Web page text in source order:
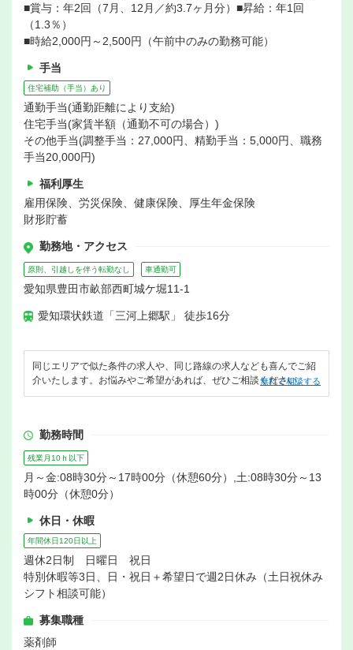
■賞与：年2回（7月、12月／約3.7ヶ月分）■昇給：年1回
（1.3％）
■時給2,000円～2,500円（午前中のみの勤務可能）
手当
住宅補助（手当）あり
通勤手当(通勤距離により支給)
住宅手当(家賃半額（通勤不可の場合）)
その他手当(調整手当：27,000円、精勤手当：5,000円、職務
手当20,000円)
福利厚生
雇用保険、労災保険、健康保険、厚生年金保険
財形貯蓄
勤務地・アクセス
原則、引越しを伴う転勤なし 車通勤可
愛知県豊田市畝部西町城ケ堀11-1
愛知環状鉄道「三河上郷駅」 徒歩16分
同じエリアで似た条件の求人や、同じ路線の求人なども喜んでご紹
介いたします。お悩みやご希望があれば、ぜひご相談ください。
無料で相談する
勤務時間
残業月10ｈ以下
月～金:08時30分～17時00分（休憩60分）,土:08時30分～13
時00分（休憩0分）
休日・休暇
年間休日120日以上
週休2日制 日曜日 祝日
特別休暇等3日、日・祝日＋希望日で週2日休み（土日祝休み
シフト相談可能）
募集職種
薬剤師